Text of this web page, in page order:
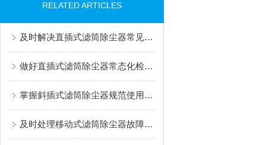
RELATED ARTICLES
及时解决直插式滤筒除尘器常见问题有助于维持稳定运行
做好直插式滤筒除尘器常态化检修与养护工作保证长期稳定除尘运行
掌握斜插式滤筒除尘器规范使用方法是保障长效稳定运行的关键
及时处理移动式滤筒除尘器故障是保障持续高效运行的关键